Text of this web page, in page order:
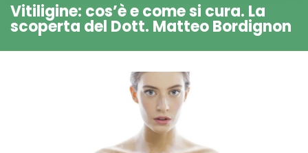
Vitiligine: cos’è e come si cura. La
scoperta del Dott. Matteo Bordignon